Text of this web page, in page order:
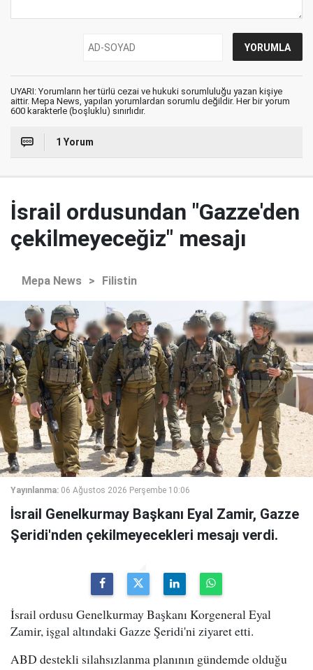
UYARI: Yorumların her türlü cezai ve hukuki sorumluluğu yazan kişiye
aittir. Mepa News, yapılan yorumlardan sorumlu değildir. Her bir yorum
600 karakterle (boşluklu) sınırlıdır.
1 Yorum
İsrail ordusundan "Gazze'den
çekilmeyeceğiz" mesajı
Mepa News > Filistin
Yayınlanma: 06 Ağustos 2026 Perşembe 10:06
İsrail Genelkurmay Başkanı Eyal Zamir, Gazze
Şeridi'nden çekilmeyecekleri mesajı verdi.
İsrail ordusu Genelkurmay Başkanı Korgeneral Eyal
Zamir, işgal altındaki Gazze Şeridi'ni ziyaret etti.
ABD destekli silahsızlanma planının gündemde olduğu